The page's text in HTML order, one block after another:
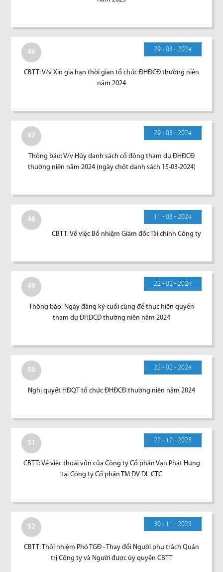
46 29 - 03 - 2024
CBTT: V/v Xin gia hạn thời gian tổ chức ĐHĐCĐ thường niên
năm 2024
47 29 - 03 - 2024
Thông báo: V/v Hủy danh sách cổ đông tham dự ĐHĐCĐ
thường niên năm 2024 (ngày chốt danh sách 15-03-2024)
48 11 - 03 - 2024
CBTT: Về việc Bổ nhiệm Giám đốc Tài chính Công ty
49 22 - 02 - 2024
Thông báo: Ngày đăng ký cuối cùng để thực hiện quyền
tham dự ĐHĐCĐ thường niên năm 2024
50 22 - 02 - 2024
Nghị quyết HĐQT tổ chức ĐHĐCĐ thường niên năm 2024
51 22 - 12 - 2023
CBTT: Về việc thoái vốn của Công ty Cổ phần Vạn Phát Hưng
tại Công ty Cổ phần TM DV DL CTC
52 30 - 11 - 2023
CBTT: Thôi nhiệm Phó TGĐ - Thay đổi Người phụ trách Quản
trị Công ty và Người được ủy quyền CBTT